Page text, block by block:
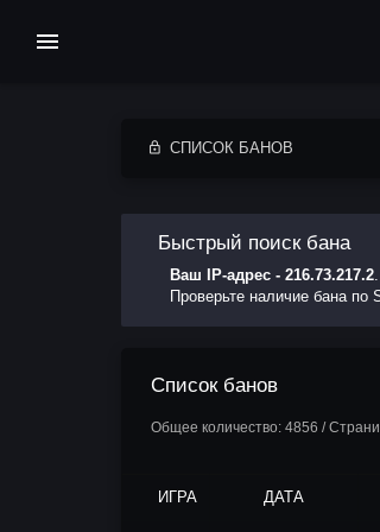
СПИСОК БАНОВ
Быстрый поиск бана
Ваш IP-адрес - 216.73.217.2
Проверьте наличие бана по
Список банов
Общее количество: 4856 /
ИГРА ДАТА